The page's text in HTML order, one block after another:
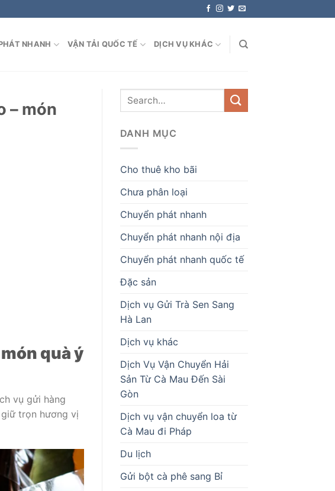
NHANH VẬN TẢI QUỐC TẾ DỊCH VỤ KHÁC
– món
quà ý
vụ gửi hàng
trọn hương vị
DANH MỤC
Cho thuê kho bãi
Chưa phân loại
Chuyển phát nhanh
Chuyển phát nhanh nội địa
Chuyển phát nhanh quốc tế
Đặc sản
Dịch vụ Gửi Trà Sen Sang
Hà Lan
Dịch vụ khác
Dịch Vụ Vận Chuyển Hải
Sản Từ Cà Mau Đến Sài
Gòn
Dịch vụ vận chuyển loa từ
Cà Mau đi Pháp
Du lịch
Gửi bột cà phê sang Bỉ